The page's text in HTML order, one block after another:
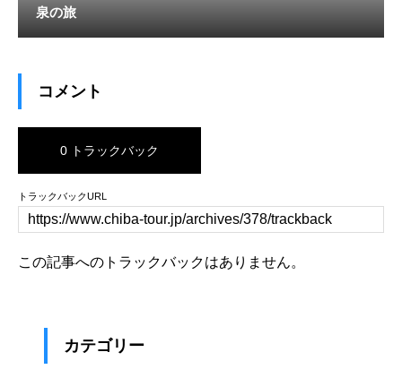
泉の旅
コメント
0 トラックバック
トラックバックURL
この記事へのトラックバックはありません。
カテゴリー